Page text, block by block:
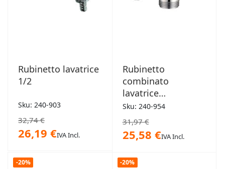
Rubinetto lavatrice
1/2
Sku: 240-903
32,74 €
26,19 €IVA Incl.
Rubinetto
combinato
lavatrice
1/2x3/8x3/4 VA
Albertoni
Sku: 240-954
31,97 €
25,58 €IVA Incl.
-20% -20%